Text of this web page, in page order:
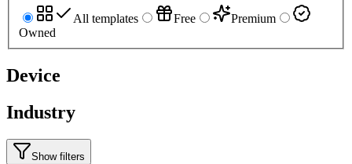
All templates
Free
Premium
Owned
Device
Industry
Show filters